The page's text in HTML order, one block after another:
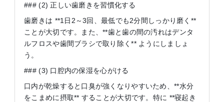
### (2) 正しい歯磨きを習慣化する
歯磨きは **1日2～3回、最低でも2分間しっかり磨く**
ことが大切です。また、**歯と歯の間の汚れはデンタ
ルフロスや歯間ブラシで取り除く** ようにしましょ
う。
### (3) 口腔内の保湿を心がける
口内が乾燥すると口臭が強くなりやすいため、**水分
をこまめに摂取** することが大切です。特に **寝起き